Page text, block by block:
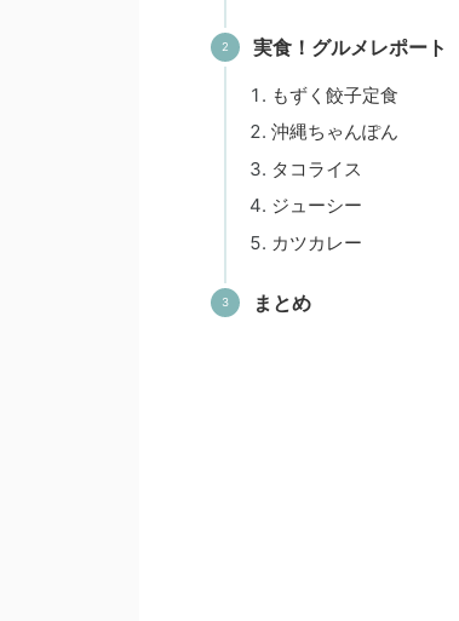
実食！グルメレポート
もずく餃子定食
沖縄ちゃんぽん
タコライス
ジューシー
カツカレー
まとめ